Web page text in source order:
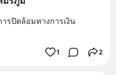
ารปิดล้อมทางการเงิน
1 2